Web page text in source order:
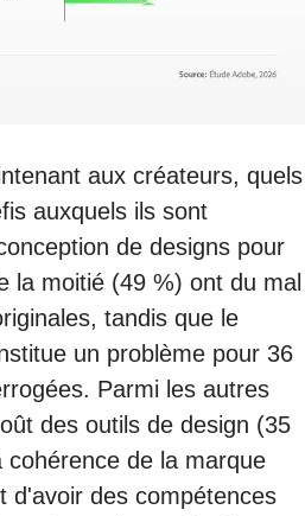
aux créateurs, quels
auxquels ils sont
de designs pour
la moitié (49 %) ont du mal
tandis que le
un problème pour 36
Parmi les autres
des outils de design (35
de la marque
d'avoir des compétences